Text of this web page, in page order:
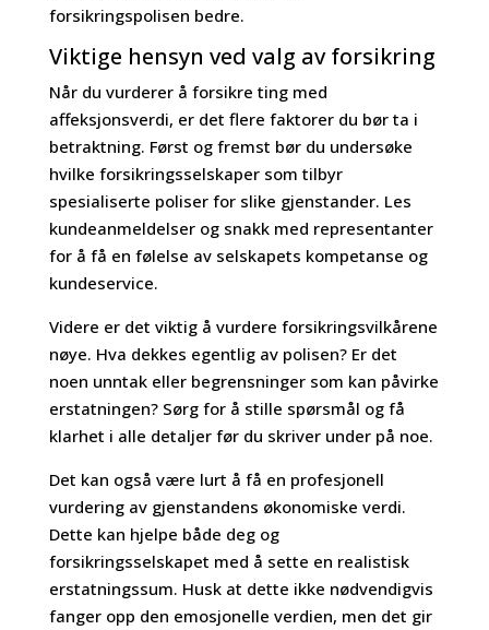
forsikringspolisen bedre.
Viktige hensyn ved valg av forsikring
Når du vurderer å forsikre ting med
affeksjonsverdi, er det flere faktorer du bør ta i
betraktning. Først og fremst bør du undersøke
hvilke forsikringsselskaper som tilbyr
spesialiserte poliser for slike gjenstander. Les
kundeanmeldelser og snakk med representanter
for å få en følelse av selskapets kompetanse og
kundeservice.
Videre er det viktig å vurdere forsikringsvilkårene
nøye. Hva dekkes egentlig av polisen? Er det
noen unntak eller begrensninger som kan påvirke
erstatningen? Sørg for å stille spørsmål og få
klarhet i alle detaljer før du skriver under på noe.
Det kan også være lurt å få en profesjonell
vurdering av gjenstandens økonomiske verdi.
Dette kan hjelpe både deg og
forsikringsselskapet med å sette en realistisk
erstatningssum. Husk at dette ikke nødvendigvis
fanger opp den emosjonelle verdien, men det gir